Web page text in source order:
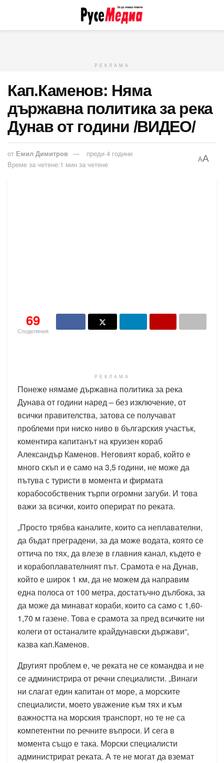
РЕКЛАМА
Кап.Каменов: Няма
държавна политика за река
Дунав от години /ВИДЕО/
от Емил Димитров
преди 4 години
Време за четене:1 мин за четене
AA
69
Споделяния
РЕКЛАМА
Понеже нямаме държавна политика за река
Дунава от години наред – без изключение, от
всички правителства, затова се получават
проблеми при ниско ниво в българския участък,
коментира капитанът на круизен кораб
Александър Каменов. Неговият кораб, който е
много скъп и е само на 3,5 години, не може да
пътува с туристи в момента и фирмата
корабособственик търпи огромни загуби. И това
важи за всички, които оперират по реката.
„Просто трябва каналите, които са неплавателни,
да бъдат преградени, за да може водата, която се
оттича по тях, да влезе в главния канал, където е
и корабоплавателният път. Срамота е на Дунав,
който е широк 1 км, да не можем да направим
една полоса от 100 метра, достатъчно дълбока, за
да може да минават кораби, които са само с 1,60-
1,70 м газене. Това е срамота за пред всичките ни
колеги от останалите крайдунавски държави“,
казва кап.Каменов.
Другият проблем е, че реката не се командва и не
се администрира от речни специалисти. „Винаги
ни слагат един капитан от море, а морските
специалисти, моето уважение към тях и към
важността на морския транспорт, но те не са
компетентни по речните въпроси. И сега в
момента също е така. Морски специалисти
администрират реката. А те не могат да вземат